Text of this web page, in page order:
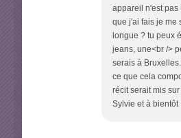
appareil n'est pas
que j'ai fais je me
longue ? tu peux
jeans, une<br />
serais à
ce que cela
récit serait mis
Sylvie et à bientôt